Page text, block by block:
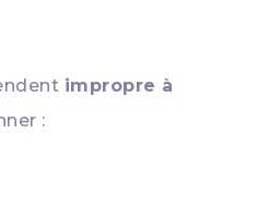
impropre à
: